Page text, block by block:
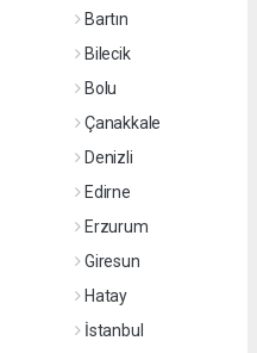
Bartın
Bilecik
Bolu
Çanakkale
Denizli
Edirne
Erzurum
Giresun
Hatay
İstanbul